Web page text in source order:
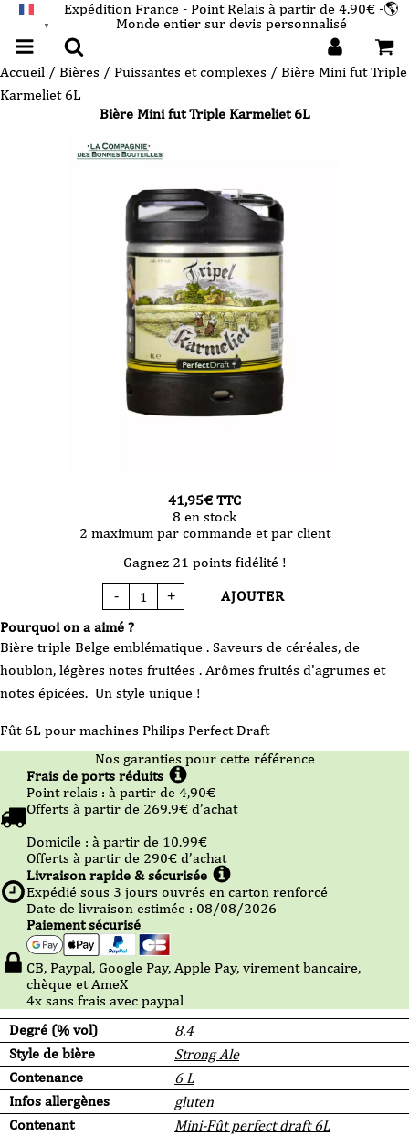
▼
Expédition France - Point Relais à partir de 4.90€ -🌎
Monde entier sur devis personnalisé
Accueil / Bières / Puissantes et complexes / Bière Mini fut Triple
Karmeliet 6L
Bière Mini fut Triple Karmeliet 6L
Pourquoi on a aimé ?
Bière triple Belge emblématique . Saveurs de céréales, de
houblon, légères notes fruitées . Arômes fruités d'agrumes et
notes épicées. Un style unique !
Fût 6L pour machines Philips Perfect Draft
Degré (% vol)
8.4
Style de bière
Strong Ale
Contenance
6 L
Infos allergènes
gluten
Contenant
Mini-Fût perfect draft 6L
41,95€ TTC
8 en stock
2 maximum par commande et par client
Gagnez 21 points fidélité !
-
quantité
de
Mini
fut
Triple
6L
+ AJOUTER
Nos garanties pour cette référence
Frais de ports réduits
Point relais : à partir de 4,90€
Offerts à partir de 269.9€ d’achat
Domicile : à partir de 10.99€
Offerts à partir de 290€ d’achat
Livraison rapide & sécurisée
Expédié sous 3 jours ouvrés en carton renforcé
Date de livraison estimée : 08/08/2026
Paiement sécurisé
CB, Paypal, Google Pay, Apple Pay, virement bancaire,
chèque et AmeX
4x sans frais avec paypal